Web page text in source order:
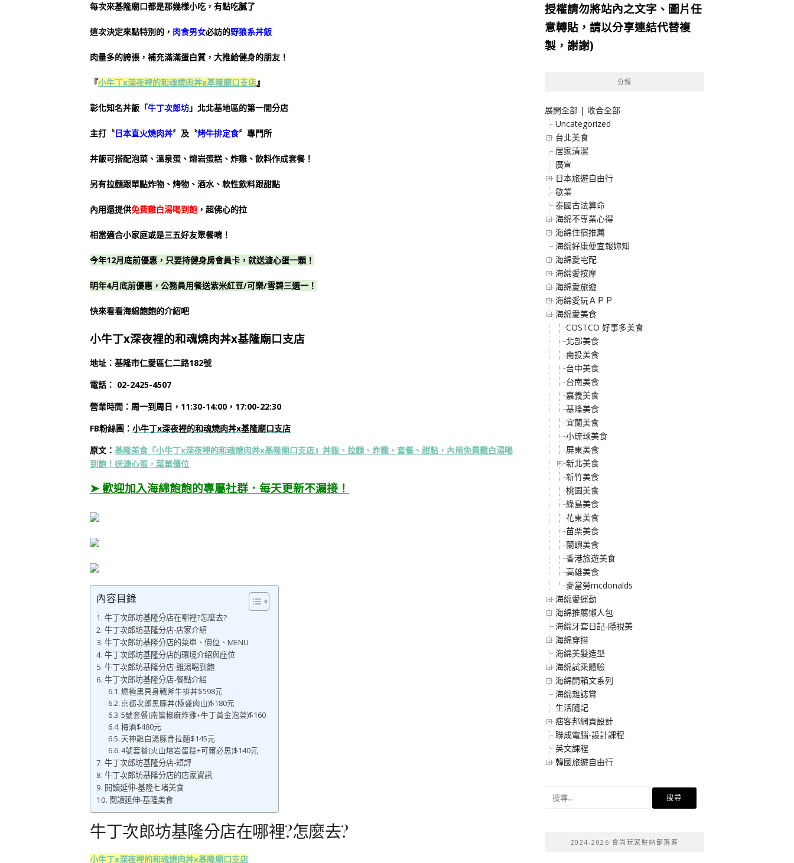
每次來基隆廟口都是那幾樣小吃，有點吃膩了
這次決定來點特別的， 肉食男女必訪的野狼系丼飯
肉量多的誇張，補充滿滿蛋白質，大推給健身的朋友！
『小牛丁x深夜裡的和魂燒肉丼x基隆廟口支店』
彰化知名丼飯「牛丁次郎坊」北北基地區的第一間分店
主打〝日本直火燒肉丼〞及〝烤牛排定食〞專門所
丼飯可搭配泡菜、溫泉蛋、熔岩蛋糕、炸雞、飲料作成套餐！
另有拉麵跟單點炸物、烤物、酒水、軟性飲料跟甜點
內用還提供免費雞白湯喝到飽 ，超佛心的拉
相當適合小家庭或是三五好友聚餐唷！
今年12月底前優惠，只要持健身房會員卡，就送溏心蛋一顆！
明年4月底前優惠，公務員用餐送紫米紅豆/可樂/雪碧三選一！
快來看看海綿飽飽的介紹吧
小牛丁x深夜裡的和魂燒肉丼x基隆廟口支店
地址：基隆市仁愛區仁二路182號
電話： 02-2425-4507
營業時間：周一到周日，11:30-14:00，17:00-22:30
FB粉絲團： 小牛丁x深夜裡的和魂燒肉丼x基隆廟口支店
原文： 基隆美食『小牛丁x深夜裡的和魂燒肉丼x基隆廟口支店』丼飯、拉麵、炸雞、套餐、甜點，內用免費雞白湯喝
到飽！送溏心蛋，菜單價位
➤ 歡迎加入海綿飽飽的專屬社群．每天更新不漏接！
內容目錄
牛丁次郎坊基隆分店在哪裡?怎麼去?
牛丁次郎坊基隆分店-店家介紹
牛丁次郎坊基隆分店的菜單、價位、MENU
牛丁次郎坊基隆分店的環境介紹與座位
牛丁次郎坊基隆分店-雞湯喝到飽
牛丁次郎坊基隆分店-餐點介紹
燃極黑貝身戰斧牛排丼$598元
京都次郎黑豚丼(極盛肉山)$180元
5號套餐(南蠻椒麻炸雞+牛丁黃金泡菜)$160
梅酒$480元
天神雞白湯豚骨拉麵$145元
4號套餐(火山熔岩蛋糕+可爾必思)$140元
牛丁次郎坊基隆分店-短評
牛丁次郎坊基隆分店的店家資訊
閱讀延伸-基隆七堵美食
閱讀延伸-基隆美食
牛丁次郎坊基隆分店在哪裡?怎麼去?
小牛丁x深夜裡的和魂燒肉丼x基隆廟口支店
授權請勿將站內之文字、圖片任
意轉貼，請以分享連結代替複
製，謝謝)
分類
展開全部 | 收合全部
Uncategorized
台北美食
居家清潔
廣宣
日本旅遊自由行
歇業
泰國古法算命
海綿不專業心得
海綿住宿推薦
海綿好康便宜報妳知
海綿愛宅配
海綿愛按摩
海綿愛旅遊
海綿愛玩ＡＰＰ
海綿愛美食
COSTCO 好事多美食
北部美食
南投美食
台中美食
台南美食
嘉義美食
基隆美食
宜蘭美食
小琉球美食
屏東美食
新北美食
新竹美食
桃園美食
綠島美食
花東美食
苗栗美食
蘭嶼美食
香港旅遊美食
高雄美食
麥當勞mcdonalds
海綿愛運動
海綿推薦懶人包
海綿牙套日記-隱視美
海綿穿搭
海綿美髮造型
海綿試乘體驗
海綿開箱文系列
海綿雜誌賞
生活隨記
痞客邦網頁設計
聯成電腦-設計課程
英文課程
韓國旅遊自由行
2024-2026 食尚玩家駐站部落客